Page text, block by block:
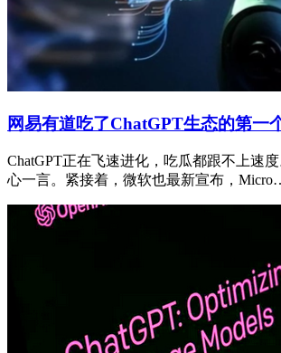
网易有道吃了ChatGPT生态的第一
ChatGPT正在飞速进化，吃瓜都跟不上速
心一言。紧接着，微软也最新宣布，